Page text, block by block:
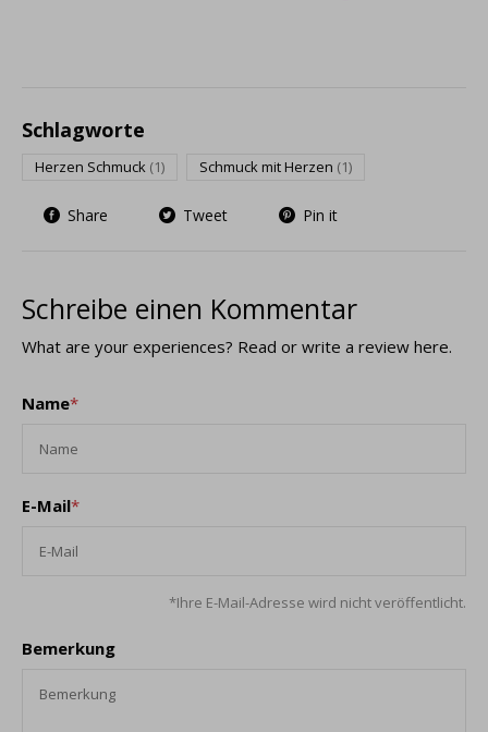
Schlagworte
Herzen Schmuck (1) Schmuck mit Herzen (1)
Share Tweet Pin it
Schreibe einen Kommentar
What are your experiences? Read or write a review here.
Name*
E-Mail*
*Ihre E-Mail-Adresse wird nicht veröffentlicht.
Bemerkung